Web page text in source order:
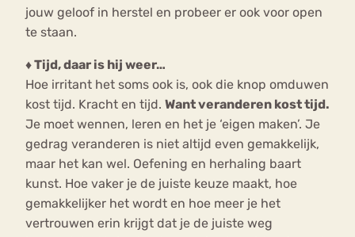
jouw geloof in herstel en probeer er ook voor open
te staan.
♦ Tijd, daar is hij weer…
Hoe irritant het soms ook is, ook die knop omduwen
kost tijd. Kracht en tijd. Want veranderen kost tijd.
Je moet wennen, leren en het je ‘eigen maken’. Je
gedrag veranderen is niet altijd even gemakkelijk,
maar het kan wel. Oefening en herhaling baart
kunst. Hoe vaker je de juiste keuze maakt, hoe
gemakkelijker het wordt en hoe meer je het
vertrouwen erin krijgt dat je de juiste weg